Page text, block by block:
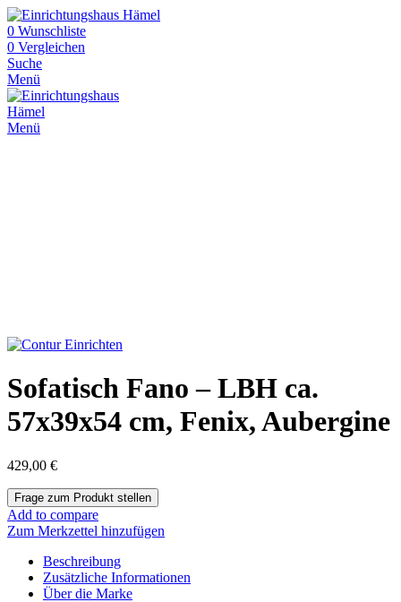
0 Wunschliste
0 Vergleichen
Suche
Menü
Menü
Sofatisch Fano – LBH ca.
57x39x54 cm, Fenix, Aubergine
429,00 €
Add to compare
Zum Merkzettel hinzufügen
Beschreibung
Zusätzliche Informationen
Über die Marke